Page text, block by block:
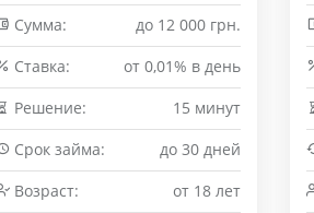
Сумма:
до 12 000 грн.
Cтавка:
от 0,01% в день
Решение:
15 минут
Срок займа:
до 30 дней
Возраст:
от 18 лет